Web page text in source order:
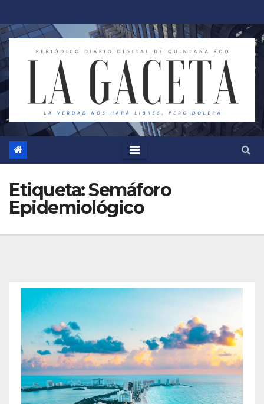
al
contenido
Etiqueta:Semáforo
Epidemiológico